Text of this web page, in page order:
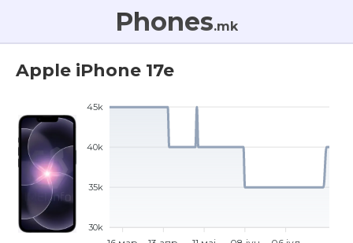
Phones.mk
Apple iPhone 17e
45k
40k
35k
30k